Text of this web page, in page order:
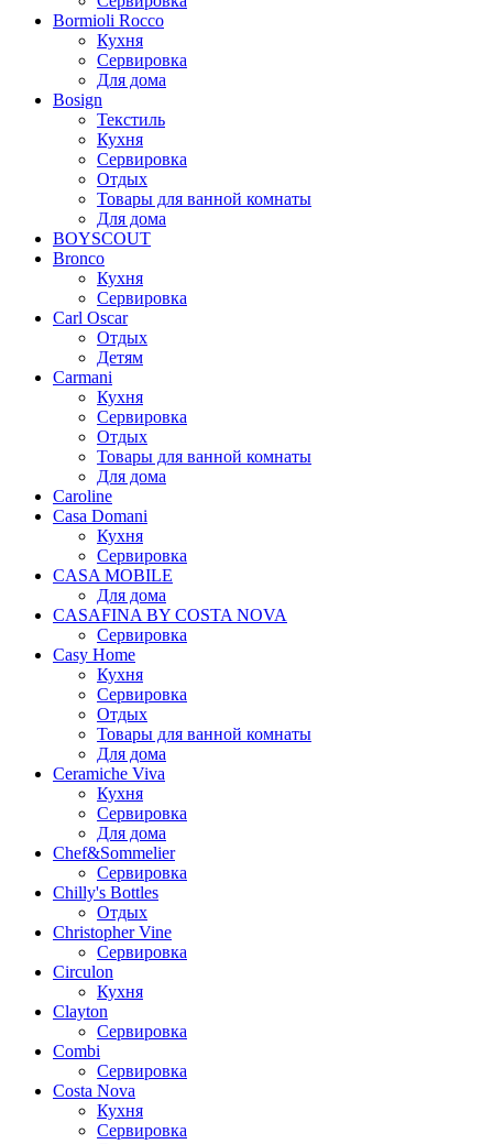
Bormioli Rocco
Кухня
Сервировка
Для дома
Bosign
Текстиль
Кухня
Сервировка
Отдых
Товары для ванной комнаты
Для дома
BOYSCOUT
Bronco
Кухня
Сервировка
Carl Oscar
Отдых
Детям
Carmani
Кухня
Сервировка
Отдых
Товары для ванной комнаты
Для дома
Caroline
Casa Domani
Кухня
Сервировка
CASA MOBILE
Для дома
CASAFINA BY COSTA NOVA
Сервировка
Casy Home
Кухня
Сервировка
Отдых
Товары для ванной комнаты
Для дома
Ceramiche Viva
Кухня
Сервировка
Для дома
Chef&Sommelier
Сервировка
Chilly's Bottles
Отдых
Christopher Vine
Сервировка
Circulon
Кухня
Clayton
Сервировка
Combi
Сервировка
Costa Nova
Кухня
Сервировка